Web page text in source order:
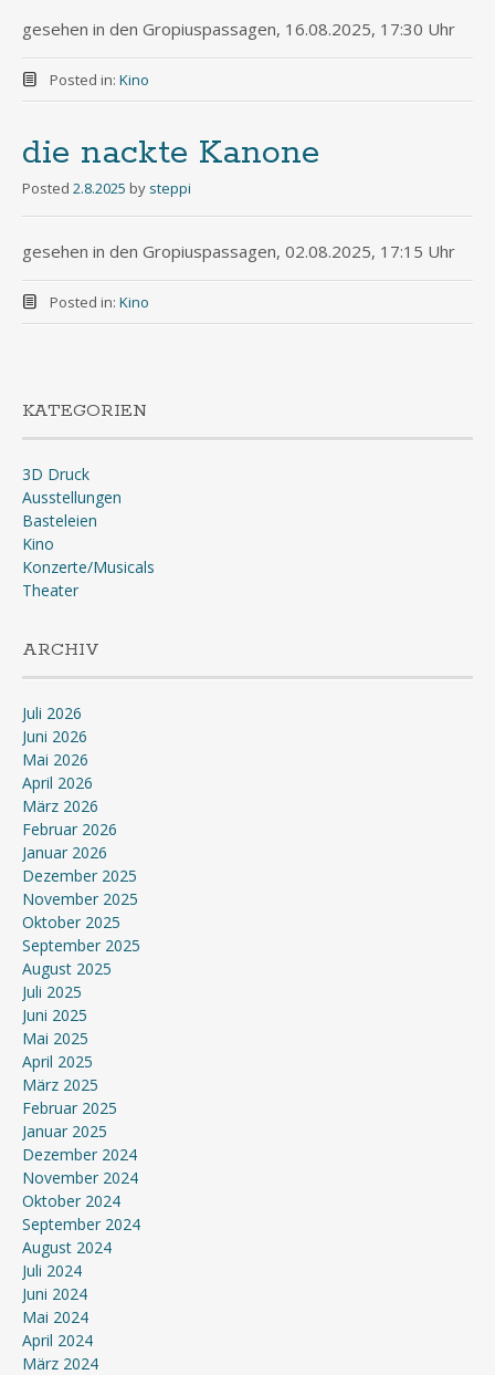
gesehen in den Gropiuspassagen, 16.08.2025, 17:30 Uhr
Posted in: Kino
die nackte Kanone
Posted 2.8.2025 by steppi
gesehen in den Gropiuspassagen, 02.08.2025, 17:15 Uhr
Posted in: Kino
KATEGORIEN
3D Druck
Ausstellungen
Basteleien
Kino
Konzerte/Musicals
Theater
ARCHIV
Juli 2026
Juni 2026
Mai 2026
April 2026
März 2026
Februar 2026
Januar 2026
Dezember 2025
November 2025
Oktober 2025
September 2025
August 2025
Juli 2025
Juni 2025
Mai 2025
April 2025
März 2025
Februar 2025
Januar 2025
Dezember 2024
November 2024
Oktober 2024
September 2024
August 2024
Juli 2024
Juni 2024
Mai 2024
April 2024
März 2024